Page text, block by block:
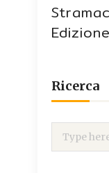
Ricerca